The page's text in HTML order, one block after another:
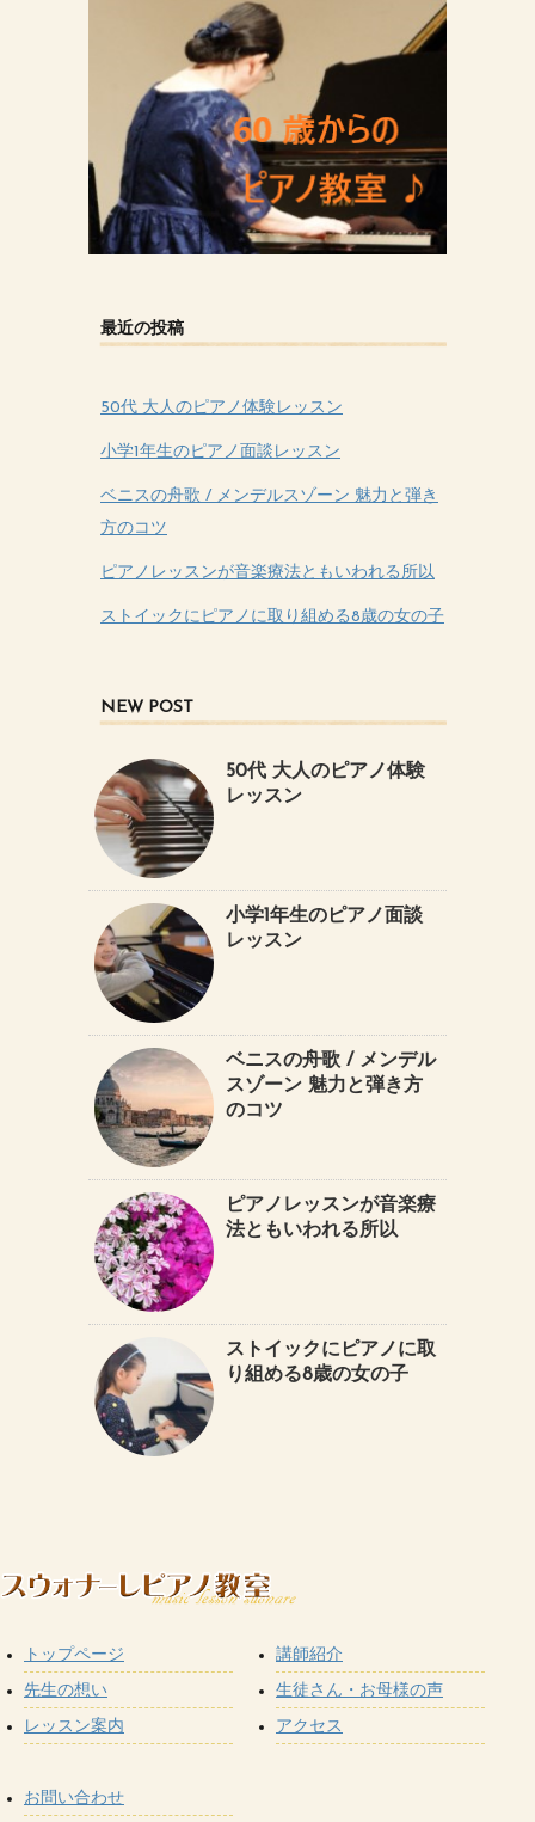
最近の投稿
50代 大人のピアノ体験レッスン
小学1年生のピアノ面談レッスン
ベニスの舟歌 / メンデルスゾーン 魅力と弾き
方のコツ
ピアノレッスンが音楽療法ともいわれる所以
ストイックにピアノに取り組める8歳の女の子
NEW POST
50代 大人のピアノ体験
レッスン
小学1年生のピアノ面談
レッスン
ベニスの舟歌 / メンデル
スゾーン 魅力と弾き方
のコツ
ピアノレッスンが音楽療
法ともいわれる所以
ストイックにピアノに取
り組める8歳の女の子
トップページ
先生の想い
レッスン案内
講師紹介
生徒さん・お母様の声
アクセス
お問い合わせ